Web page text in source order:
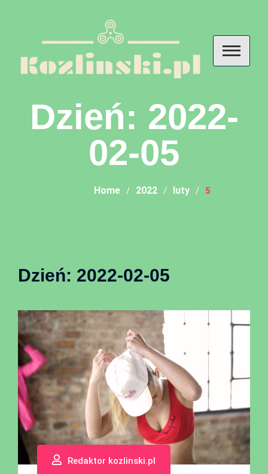
diecie, odżywianiu i
suplementach
Dzień: 2022-
02-05
Home 2022 luty 5
Dzień: 2022-02-05
Redaktor kozlinski.pl